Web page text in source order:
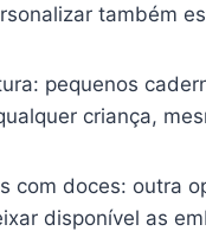
também
pequenos
criança,
com doces: outra
disponível as